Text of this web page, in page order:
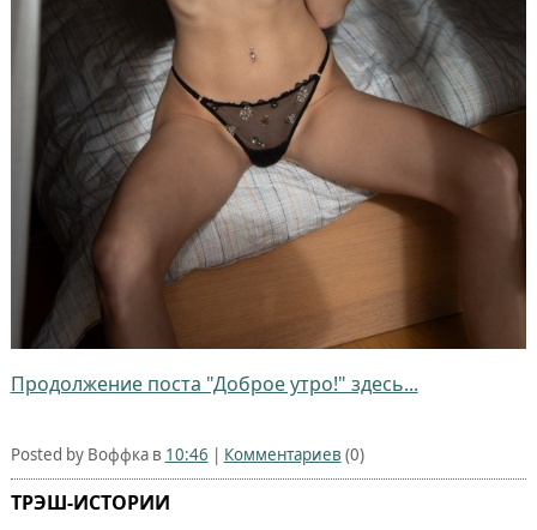
Продолжение поста "Доброе утро!" здесь...
Posted by Воффка в 10:46 | Комментариев (0)
ТРЭШ-ИСТОРИИ